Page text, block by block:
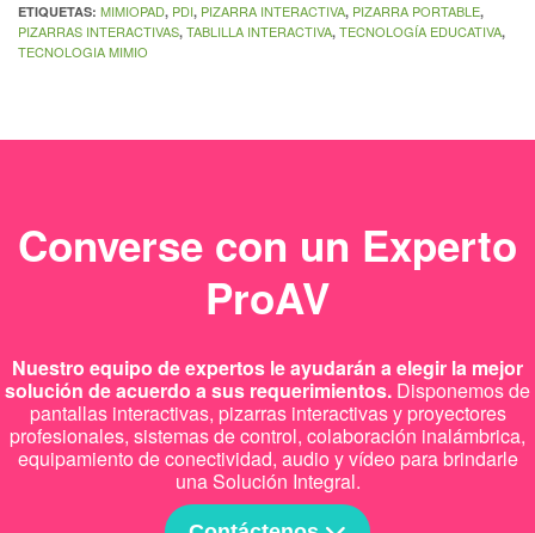
ETIQUETAS: MIMIOPAD, PDI, PIZARRA INTERACTIVA, PIZARRA PORTABLE,
PIZARRAS INTERACTIVAS, TABLILLA INTERACTIVA, TECNOLOGÍA EDUCATIVA,
TECNOLOGIA MIMIO
Converse con un Experto
ProAV
Nuestro equipo de expertos le ayudarán a elegir la mejor
solución de acuerdo a sus requerimientos. Disponemos de
pantallas interactivas, pizarras interactivas y proyectores
profesionales, sistemas de control, colaboración inalámbrica,
equipamiento de conectividad, audio y vídeo para brindarle
una Solución Integral.